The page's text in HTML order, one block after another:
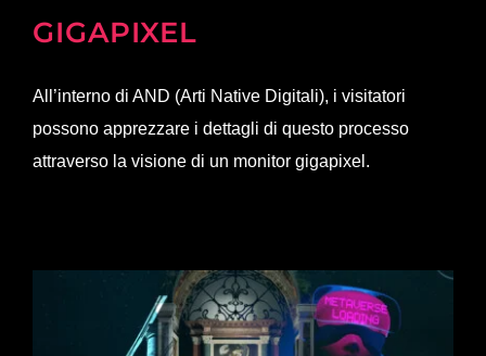
GIGAPIXEL
All’interno di AND (Arti Native Digitali), i visitatori
possono apprezzare i dettagli di questo processo
attraverso la visione di un monitor gigapixel.